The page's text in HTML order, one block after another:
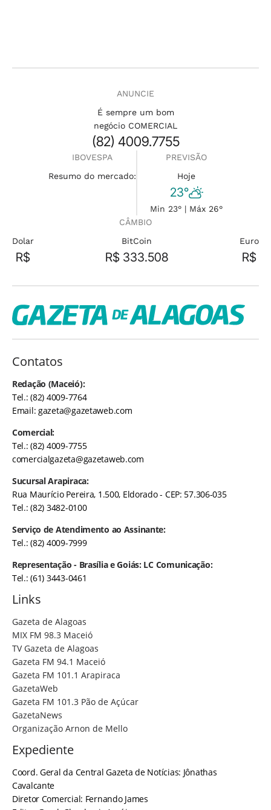
ANUNCIE
É sempre um bom
negócio COMERCIAL
(82) 4009.7755
IBOVESPA
Resumo do mercado:
PREVISÃO
Hoje
23°
Min 23° | Máx 26°
CÂMBIO
Dolar
R$
BitCoin
R$ 333.508
Euro
R$
Contatos
Redação (Maceió):
Tel.: (82) 4009-7764
Email:gazeta@gazetaweb.com
Comercial:
Tel.: (82) 4009-7755
comercialgazeta@gazetaweb.com
Sucursal Arapiraca:
Rua Maurício Pereira, 1.500, Eldorado - CEP: 57.306-035
Tel.: (82) 3482-0100
Serviço de Atendimento ao Assinante:
Tel.: (82) 4009-7999
Representação - Brasília e Goiás: LC Comunicação:
Tel.: (61) 3443-0461
Links
Gazeta de Alagoas
MIX FM 98.3 Maceió
TV Gazeta de Alagoas
Gazeta FM 94.1 Maceió
Gazeta FM 101.1 Arapiraca
GazetaWeb
Gazeta FM 101.3 Pão de Açúcar
GazetaNews
Organização Arnon de Mello
Expediente
Coord. Geral da Central Gazeta de Notícias: Jônathas
Cavalcante
Diretor Comercial: Fernando James